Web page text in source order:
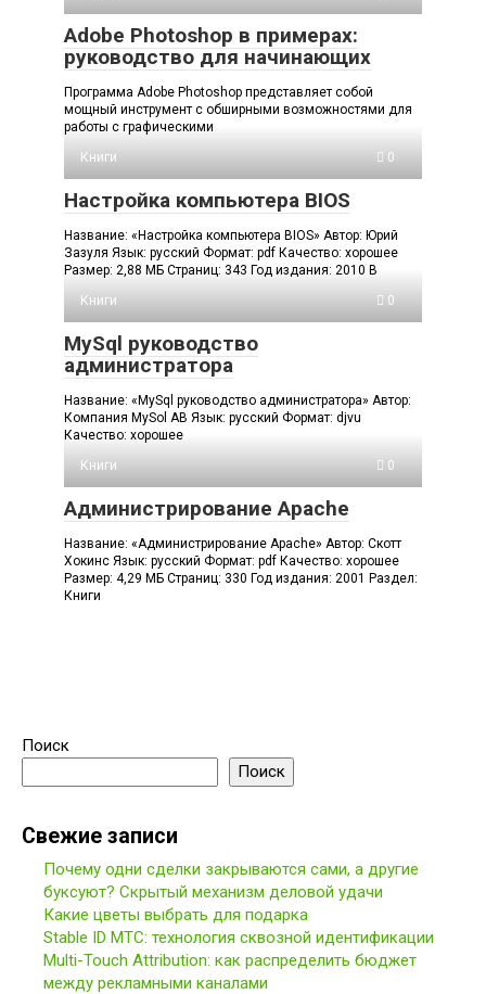
Adobe Photoshop в примерах:
руководство для начинающих
Программа Adobe Photoshop представляет собой
мощный инструмент с обширными возможностями для
работы с графическими
Книги
0
Настройка компьютера BIOS
Название: «Настройка компьютера BIOS» Автор: Юрий
Зазуля Язык: русский Формат: pdf Качество: хорошее
Размер: 2,88 МБ Страниц: 343 Год издания: 2010 В
Книги
0
MySql руководство
администратора
Название: «MySql руководство администратора» Автор:
Компания MySol AB Язык: русский Формат: djvu
Качество: хорошее
Книги
0
Администрирование Apache
Название: «Администрирование Apache» Автор: Скотт
Хокинс Язык: русский Формат: pdf Качество: хорошее
Размер: 4,29 МБ Страниц: 330 Год издания: 2001 Раздел:
Книги
Поиск
Поиск
Свежие записи
Почему одни сделки закрываются сами, а другие
буксуют? Скрытый механизм деловой удачи
Какие цветы выбрать для подарка
Stable ID МТС: технология сквозной идентификации
Multi-Touch Attribution: как распределить бюджет
между рекламными каналами